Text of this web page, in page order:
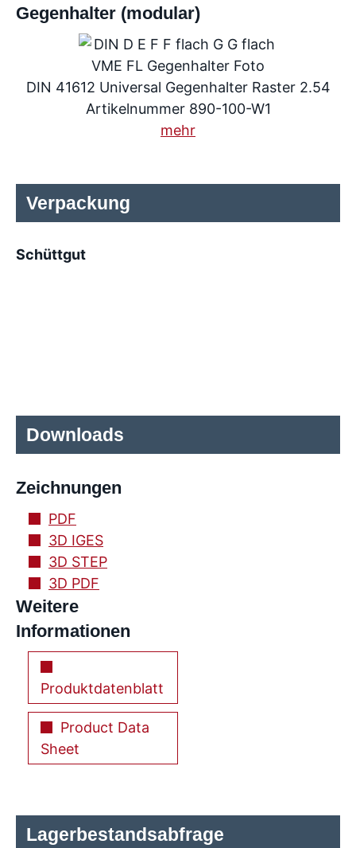
Gegenhalter (modular)
DIN 41612 Universal Gegenhalter Raster 2.54
Artikelnummer 890-100-W1
mehr
Verpackung
Schüttgut
Downloads
Zeichnungen
PDF
3D IGES
3D STEP
3D PDF
Weitere
Informationen
Produktdatenblatt
Product Data
Sheet
Lagerbestandsabfrage